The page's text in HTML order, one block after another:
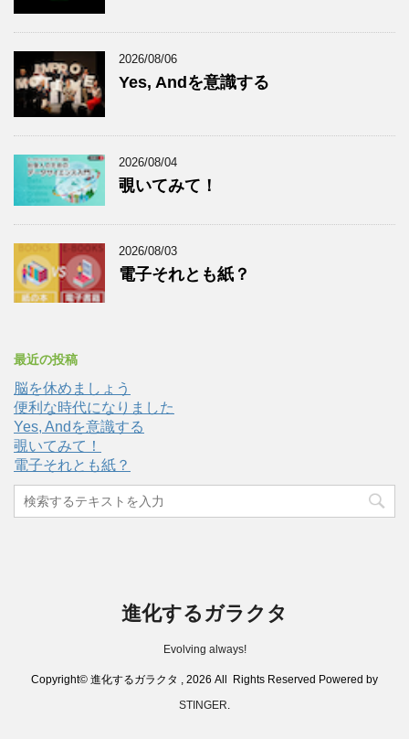
2026/08/06
Yes, Andを意識する
2026/08/04
覗いてみて！
2026/08/03
電子それとも紙？
最近の投稿
脳を休めましょう
便利な時代になりました
Yes, Andを意識する
覗いてみて！
電子それとも紙？
進化するガラクタ
Evolving always!
Copyright© 進化するガラクタ , 2026 All Rights Reserved Powered by
STINGER